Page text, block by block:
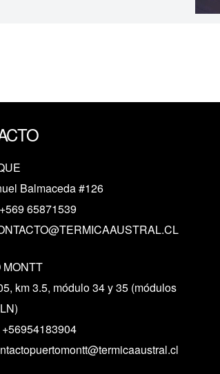
Balmaceda #126
+569 65871539
MONTT
km 3.5, módulo 34 y 35 (módulos
+56954183904